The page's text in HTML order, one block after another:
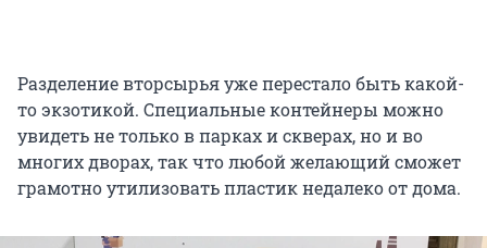
Разделение вторсырья уже перестало быть какой-
то экзотикой. Специальные контейнеры можно
увидеть не только в парках и скверах, но и во
многих дворах, так что любой желающий сможет
грамотно утилизовать пластик недалеко от дома.